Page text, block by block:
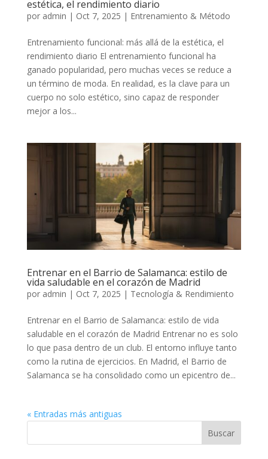
estética, el rendimiento diario
por admin | Oct 7, 2025 | Entrenamiento & Método
Entrenamiento funcional: más allá de la estética, el
rendimiento diario El entrenamiento funcional ha
ganado popularidad, pero muchas veces se reduce a
un término de moda. En realidad, es la clave para un
cuerpo no solo estético, sino capaz de responder
mejor a los...
Entrenar en el Barrio de Salamanca: estilo de
vida saludable en el corazón de Madrid
por admin | Oct 7, 2025 | Tecnología & Rendimiento
Entrenar en el Barrio de Salamanca: estilo de vida
saludable en el corazón de Madrid Entrenar no es solo
lo que pasa dentro de un club. El entorno influye tanto
como la rutina de ejercicios. En Madrid, el Barrio de
Salamanca se ha consolidado como un epicentro de...
« Entradas más antiguas
Buscar